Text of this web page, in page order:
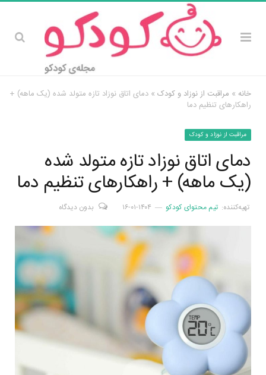
خانه » مراقبت از نوزاد و کودک » دمای اتاق نوزاد تازه متولد شده (یک ماهه) +
راهکارهای تنظیم دما
مراقبت از نوزاد و کودک
دمای اتاق نوزاد تازه متولد شده
(یک ماهه) + راهکارهای تنظیم دما
تهیه‌کننده: تیم محتوای کودکو ۱۴۰۴-۰۱-۱۶ بدون دیدگاه